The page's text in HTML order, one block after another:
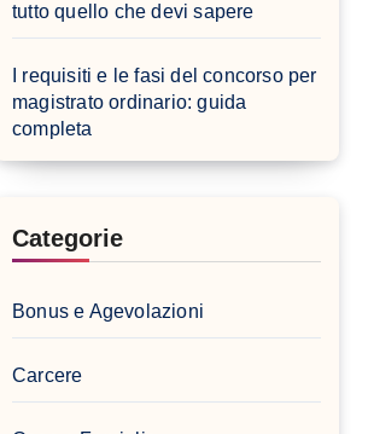
tutto quello che devi sapere
I requisiti e le fasi del concorso per
magistrato ordinario: guida
completa
Categorie
Bonus e Agevolazioni
Carcere